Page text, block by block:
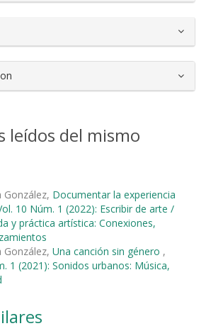
leídos del mismo
González, Documentar la experiencia
10 Núm. 1 (2022): Escribir de arte /
y práctica artística: Conexiones,
González, Una canción sin género ,
1 (2021): Sonidos urbanos: Música,